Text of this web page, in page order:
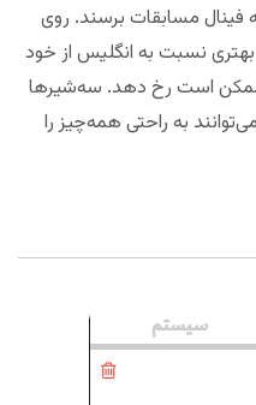
فینال مسابقات برسند. روی
نسبت به انگلیس از خود
ممکن است رخ دهد. سه‌شیرها
به راحتی همه‌چیز را